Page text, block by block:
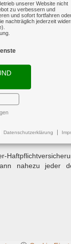
unserer Website nicht
zu verbessern und
und sofort fortfahren
nachträglich jederzeit
Datenschutzerklärung
Familie
verursacht
nahezu jeder